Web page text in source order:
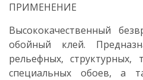
ПРИМЕНЕНИЕ
Высококачественный
обойный клей.
рельефных,
специальных обоев, а